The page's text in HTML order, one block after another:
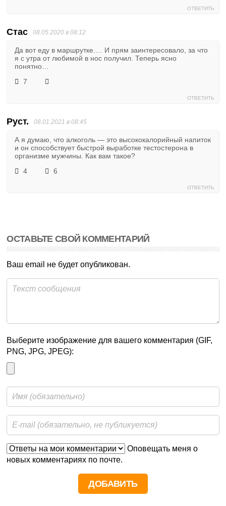
ОТВЕТИТЬ
Стас 08.05.2020 в 08:12
Да вот еду в маршрутке…. И прям заинтересовало, за что
я с утра от любимой в нос получил. Теперь ясно
понятно…
7
ОТВЕТИТЬ
Руст. 08.01.2021 в 08:45
А я думаю, что алкоголь — это высококалорийный напиток
и он способствует быстрой выработке тестостерона в
организме мужчины. Как вам такое?
4
6
ОТВЕТИТЬ
ОСТАВЬТЕ СВОЙ КОММЕНТАРИЙ
Ваш email не будет опубликован.
Выберите изображение для вашего комментария (GIF,
PNG, JPG, JPEG):
Оповещать меня о
новых комментариях по почте.